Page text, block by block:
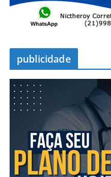
publicidade